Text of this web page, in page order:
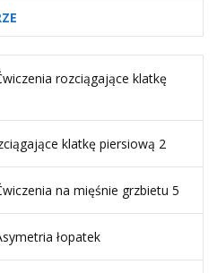
rozciągające klatkę
klatkę piersiową 2
na mięśnie grzbietu 5
łopatek